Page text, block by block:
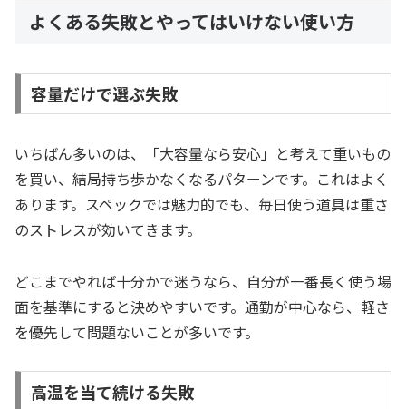
よくある失敗とやってはいけない使い方
容量だけで選ぶ失敗
いちばん多いのは、「大容量なら安心」と考えて重いもの
を買い、結局持ち歩かなくなるパターンです。これはよく
あります。スペックでは魅力的でも、毎日使う道具は重さ
のストレスが効いてきます。
どこまでやれば十分かで迷うなら、自分が一番長く使う場
面を基準にすると決めやすいです。通勤が中心なら、軽さ
を優先して問題ないことが多いです。
高温を当て続ける失敗